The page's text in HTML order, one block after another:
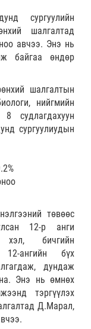
сургуулийн
шалгалтад
авчээ. Энэ нь
байгаа өндөр
шалгалтын
нийгмийн
судлагдахуун
сургуулиудын
төвөөс
12-р анги
хэл, бичгийн
12-ангийн бүх
дундаж
Энэ нь өмнөх
тэргүүлэх
Д.Марал,